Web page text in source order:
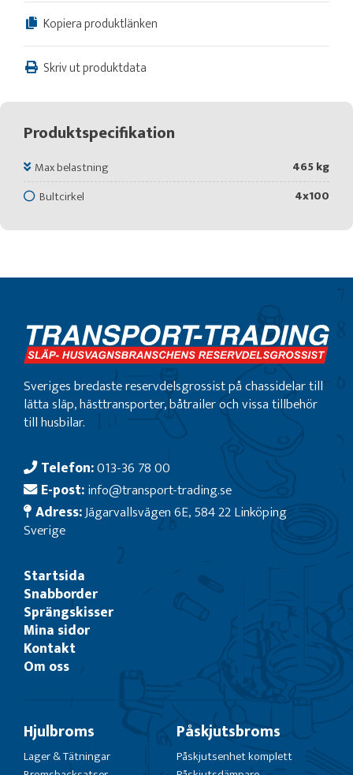
Kopiera produktlänken
Skriv ut produktdata
Produktspecifikation
Max belastning
465 kg
Bultcirkel
4x100
Sveriges bredaste reservdelsgrossist på chassidelar till
lätta släp, hästtransporter, båtrailer och vissa tillbehör
till husbilar.
Telefon:013-36 78 00
E-post:info@transport-trading.se
Adress:Jägarvallsvägen 6E, 584 22 Linköping
Sverige
Startsida
Snabborder
Sprängskisser
Mina sidor
Kontakt
Om oss
Hjulbroms
Lager & Tätningar
Påskjutsbroms
Påskjutsenhet komplett